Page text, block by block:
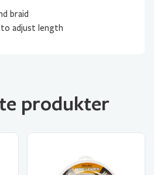
braid
adjust length
produkter